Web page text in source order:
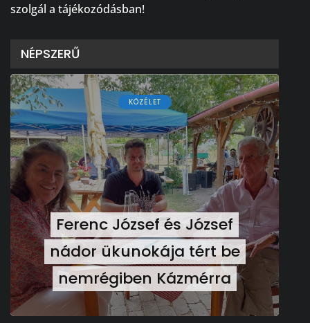
szolgál a tájékozódásban!
NÉPSZERŰ
KÖZÉLET
Ferenc József és József
nádor ükunokája tért be
nemrégiben Kázmérra